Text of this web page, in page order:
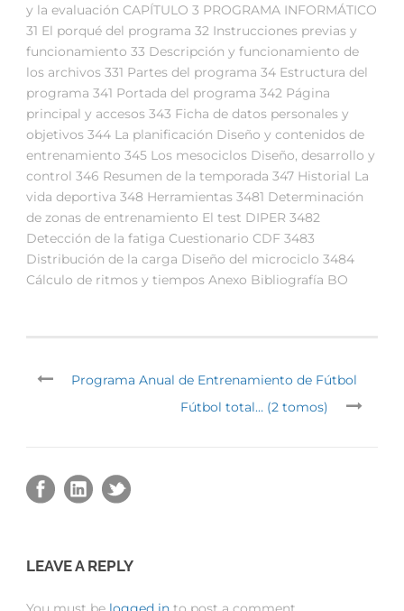
y la evaluación CAPÍTULO 3 PROGRAMA INFORMÁTICO
31 El porqué del programa 32 Instrucciones previas y
funcionamiento 33 Descripción y funcionamiento de
los archivos 331 Partes del programa 34 Estructura del
programa 341 Portada del programa 342 Página
principal y accesos 343 Ficha de datos personales y
objetivos 344 La planificación Diseño y contenidos de
entrenamiento 345 Los mesociclos Diseño, desarrollo y
control 346 Resumen de la temporada 347 Historial La
vida deportiva 348 Herramientas 3481 Determinación
de zonas de entrenamiento El test DIPER 3482
Detección de la fatiga Cuestionario CDF 3483
Distribución de la carga Diseño del microciclo 3484
Cálculo de ritmos y tiempos Anexo Bibliografía BO
Programa Anual de Entrenamiento de Fútbol
Fútbol total… (2 tomos)
LEAVE A REPLY